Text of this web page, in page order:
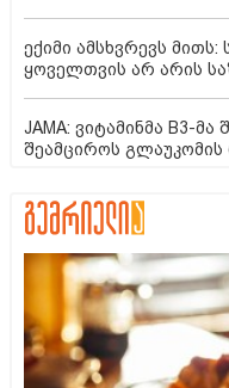
ექიმი ამსხვრევს
ყოველთვის არ არის
JAMA: ვიტამინმა B3-
შეამციროს გლაუკომის